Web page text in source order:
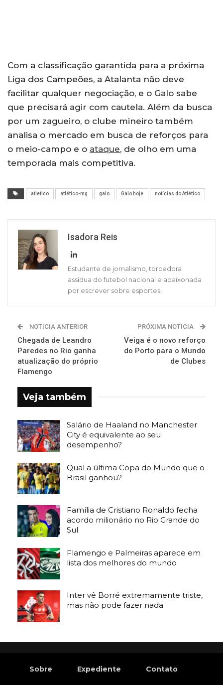
Com a classificação garantida para a próxima
Liga dos Campeões, a Atalanta não deve
facilitar qualquer negociação, e o Galo sabe
que precisará agir com cautela. Além da busca
por um zagueiro, o clube mineiro também
analisa o mercado em busca de reforços para
o meio-campo e o ataque, de olho em uma
temporada mais competitiva.
atletico atlético-mg galo Galo hoje notícias do Atlético
Isadora Reis
Estudante de jornalismo, torcedora
assídua do futebol nacional e apaixonada
por escrever sobre esportes.
NOTICIA ANTERIOR
Chegada de Leandro
Paredes no Rio ganha
atualização do próprio
Flamengo
PRÓXIMA NOTICIA
Veiga é o novo reforço
do Porto para o Mundo
de Clubes
Veja também
Salário de Haaland no Manchester
City é equivalente ao seu
desempenho?
Qual a última Copa do Mundo que o
Brasil ganhou?
Família de Cristiano Ronaldo fecha
acordo milionário no Rio Grande do
Sul
Flamengo e Palmeiras aparece em
lista dos melhores do mundo
Inter vê Borré extremamente triste,
mas não pode fazer nada
Sobre Expediente Contato